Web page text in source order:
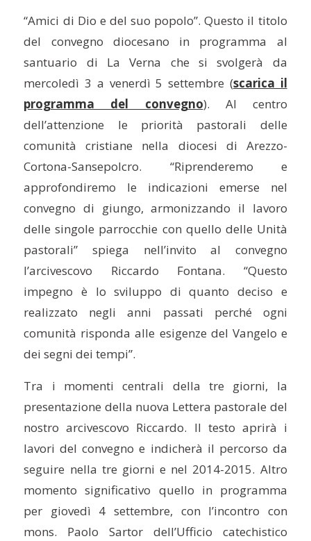
“Amici di Dio e del suo popolo”. Questo il titolo
del convegno diocesano in programma al
santuario di La Verna che si svolgerà da
mercoledì 3 a venerdì 5 settembre (scarica il
programma del convegno). Al centro
dell’attenzione le priorità pastorali delle
comunità cristiane nella diocesi di Arezzo-
Cortona-Sansepolcro. “Riprenderemo e
approfondiremo le indicazioni emerse nel
convegno di giungo, armonizzando il lavoro
delle singole parrocchie con quello delle Unità
pastorali” spiega nell’invito al convegno
l’arcivescovo Riccardo Fontana. “Questo
impegno è lo sviluppo di quanto deciso e
realizzato negli anni passati perché ogni
comunità risponda alle esigenze del Vangelo e
dei segni dei tempi”.
Tra i momenti centrali della tre giorni, la
presentazione della nuova Lettera pastorale del
nostro arcivescovo Riccardo. Il testo aprirà i
lavori del convegno e indicherà il percorso da
seguire nella tre giorni e nel 2014-2015. Altro
momento significativo quello in programma
per giovedì 4 settembre, con l’incontro con
mons. Paolo Sartor dell’Ufficio catechistico